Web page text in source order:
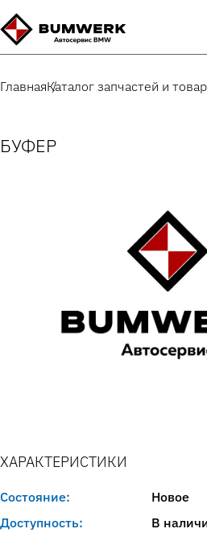
ГлавнаяКаталог запчастей и
БУФЕР
ХАРАКТЕРИСТИКИ
Состояние:
Новое
Доступность:
В